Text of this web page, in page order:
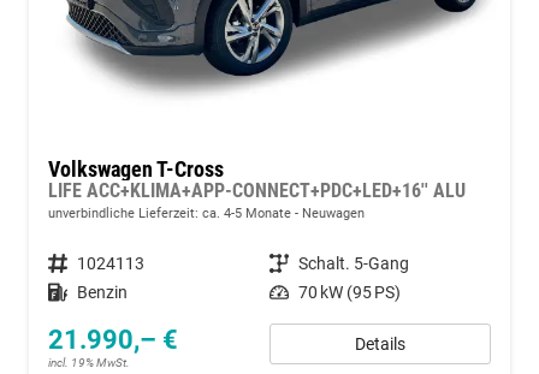
Volkswagen T-Cross
LIFE ACC+KLIMA+APP-CONNECT+PDC+LED+16'' ALU
unverbindliche Lieferzeit: ca. 4-5 Monate Neuwagen
Fahrzeugnummer 1024113 Getriebe Schalt. 5-Gang
Kraftstoff Benzin Leistung 70 kW (95 PS)
21.990,– €
incl. 19% MwSt.
Details